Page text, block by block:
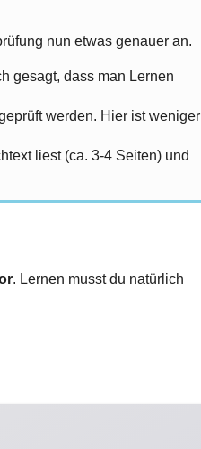
nun etwas genauer an.
gesagt, dass man Lernen
werden. Hier ist weniger
liest (ca. 3-4 Seiten) und
. Lernen musst du natürlich